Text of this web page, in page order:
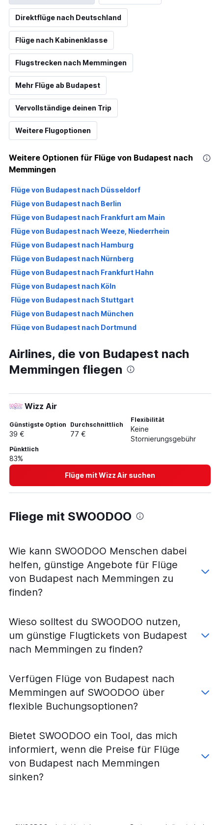
Direktflüge nach Deutschland
Flüge nach Kabinenklasse
Flugstrecken nach Memmingen
Mehr Flüge ab Budapest
Vervollständige deinen Trip
Weitere Flugoptionen
Weitere Optionen für Flüge von Budapest nach
Memmingen
Flüge von Budapest nach Düsseldorf
Flüge von Budapest nach Berlin
Flüge von Budapest nach Frankfurt am Main
Flüge von Budapest nach Weeze, Niederrhein
Flüge von Budapest nach Hamburg
Flüge von Budapest nach Nürnberg
Flüge von Budapest nach Frankfurt Hahn
Flüge von Budapest nach Köln
Flüge von Budapest nach Stuttgart
Flüge von Budapest nach München
Flüge von Budapest nach Dortmund
Flüge von Budapest nach Karlsruhe
Flüge von Budapest nach Leipzig
Flüge von Debrecen nach München
Flüge von Budapest nach Sylt
Flüge von Budapest nach Münster
Flüge von Debrecen nach Hamburg
Flüge von Budapest nach Friedrichshafen
Flüge von Budapest nach Rostock
Flüge von Budapest nach Saarbrücken
Flüge von Budapest nach Dresden
Airlines, die von Budapest nach
Memmingen fliegen
Wizz Air
Günstigste Option
39 €
Durchschnittlich
77 €
Flexibilität
Keine
Stornierungsgebühr
Pünktlich
83%
Flüge mit Wizz Air suchen
Fliege mit SWOODOO
Wie kann SWOODOO Menschen dabei
helfen, günstige Angebote für Flüge
von Budapest nach Memmingen zu
finden?
Wieso solltest du SWOODOO nutzen,
um günstige Flugtickets von Budapest
nach Memmingen zu finden?
Verfügen Flüge von Budapest nach
Memmingen auf SWOODOO über
flexible Buchungsoptionen?
Bietet SWOODOO ein Tool, das mich
informiert, wenn die Preise für Flüge
von Budapest nach Memmingen
sinken?